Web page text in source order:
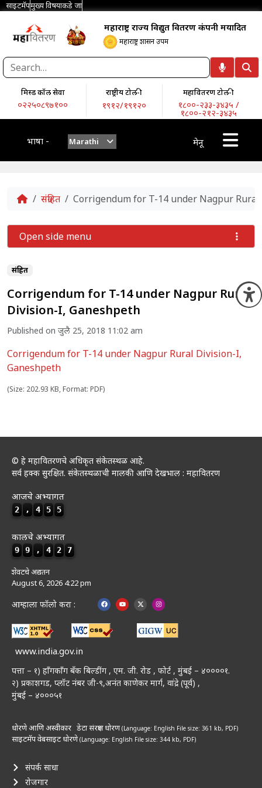
साइटमॅपमुख्य विषयाकडे जा
महाराष्ट्र राज्य विद्युत वितरण कंपनी मर्यादित
महाराष्ट्र शासन उपक्रम
मिस्ड कॉल सेवा
०२२५०८९७१००
राष्ट्रीय टोल-फ्री
१९१२/१९१२०
महावितरण टोल-फ्री
१८००-२३३-३४३५ /
१८००-२१२-३४३५
भाषा - Marathi मेनू
Home
संग्रहित Corrigendum for T-14 under Nagpur
संग्रहित
Corrigendum for T-14 under Nagpur Rural
Division-I, Ganeshpeth
Published on जुलै 25, 2018 11:02 am
Corrigendum for T-14 under Nagpur Rural Division-I,
Ganeshpeth
(Size: 202.93 KB, Format: PDF)
Open side menu
© हे महावितरणचे अधिकृत संकेतस्थळ आहे.
सर्व हक्क सुरक्षित. संकेतस्थळाची मालकी आणि देखभाल : महावितरण
आजचे अभ्यागत
2 , 4 5 5
कालचे अभ्यागत
9 9 , 4 2 7
शेवटचे अद्यतन
August 6, 2026 4:22 pm
आम्हाला फॉलो करा :
www.india.gov.in
पत्ता – १) हॉंगकॉंग बँक बिल्डींग , एम. जी. रोड , फोर्ट , मुंबई – ४००००१.
२) प्रकाशगड, प्लॉट नंबर जी-९,अनंत काणेकर मार्ग, वांद्रे (पूर्व) ,
मुंबई – ४०००५१
धोरणे आणि अस्वीकार डेटा संरक्षण धोरण(Language: English File size: 361 kb, PDF)
साइटमॅपवेबसाइट धोरणे(Language: English File size: 344 kb, PDF)
संपर्क साधा
रोजगार